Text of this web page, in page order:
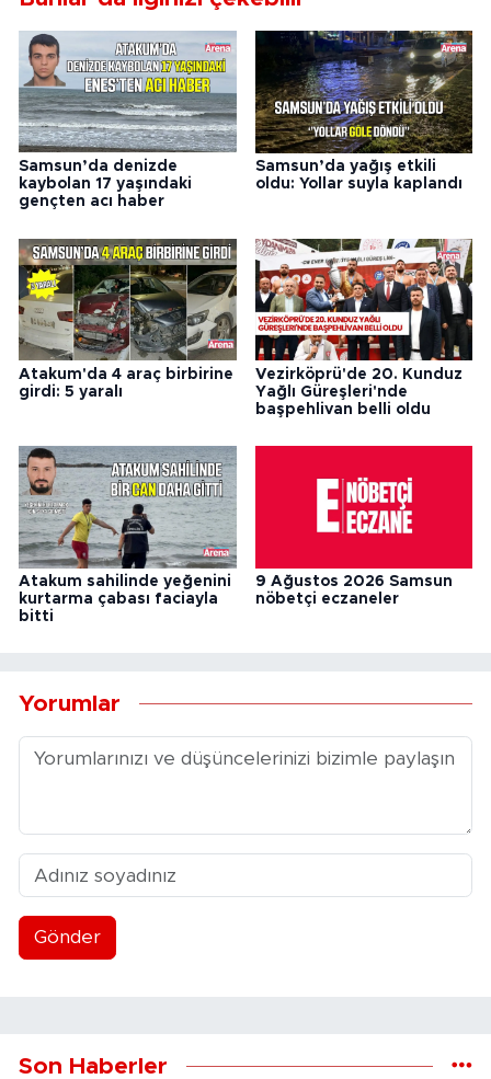
Samsun’da denizde
kaybolan 17 yaşındaki
gençten acı haber
Samsun’da yağış etkili
oldu: Yollar suyla kaplandı
Atakum'da 4 araç birbirine
girdi: 5 yaralı
Vezirköprü'de 20. Kunduz
Yağlı Güreşleri'nde
başpehlivan belli oldu
Atakum sahilinde yeğenini
kurtarma çabası faciayla
bitti
9 Ağustos 2026 Samsun
nöbetçi eczaneler
Yorumlar
Gönder
Son Haberler